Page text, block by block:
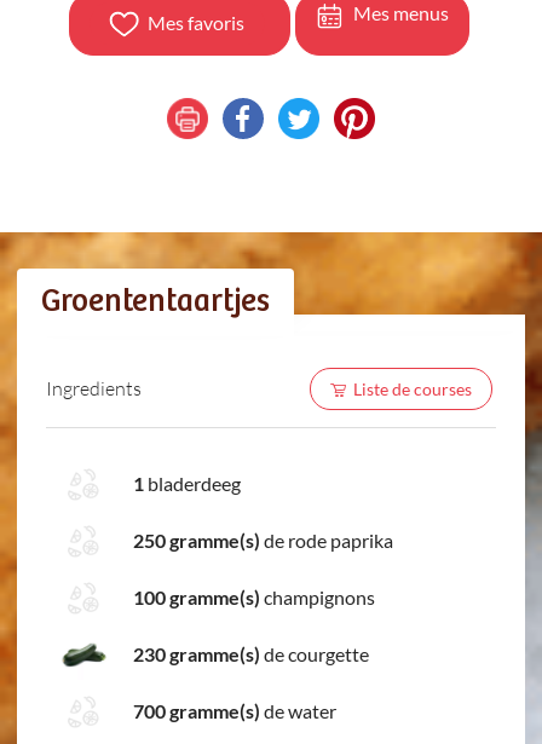
Mes favoris Mes menus
Groententaartjes
Ingredients Liste de courses
1 bladerdeeg
250 gramme(s) de rode paprika
100 gramme(s) champignons
230 gramme(s) de courgette
700 gramme(s) de water